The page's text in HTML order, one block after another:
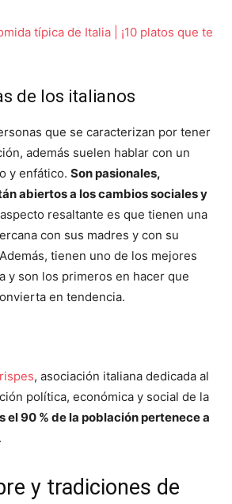
típica de Italia | ¡10 platos que te
de los italianos
que se caracterizan por tener
además suelen hablar con un
y enfático. Son pasionales,
abiertos a los cambios sociales y
resaltante es que tienen una
con sus madres y con su
tienen uno de los mejores
y son los primeros en hacer que
en tendencia.
, asociación italiana dedicada al
política, económica y social de la
el 90 % de la población pertenece a
.
y tradiciones de